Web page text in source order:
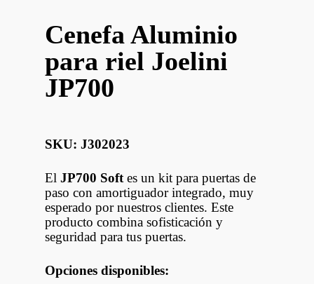
Cenefa Aluminio
para riel Joelini
JP700
SKU: J302023
El JP700 Soft es un kit para puertas de
paso con amortiguador integrado, muy
esperado por nuestros clientes. Este
producto combina sofisticación y
seguridad para tus puertas.
Opciones disponibles: